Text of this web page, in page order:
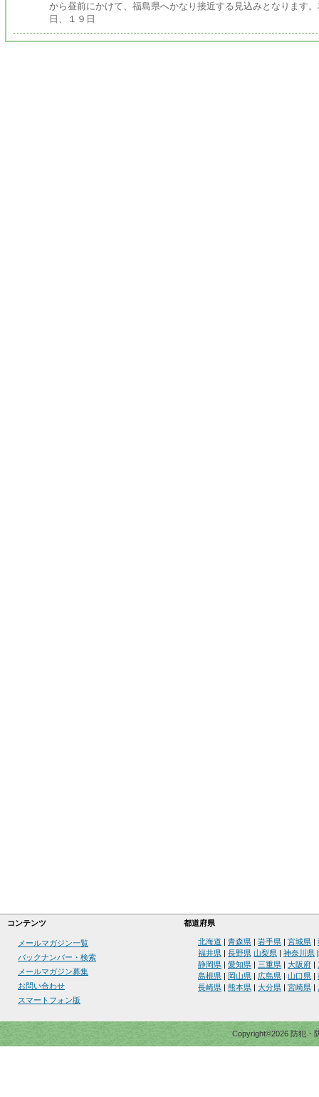
から昼前にかけて、福島県へかなり接近する見込みとなります
日、１９日
コンテンツ 都道府県
メールマガジン一覧
バックナンバー・検索
メールマガジン募集
お問い合わせ
スマートフォン版
北海道 青森県 岩手県 宮城県
福井県
長野県 山梨県 神奈川県
静岡県
愛知県 三重県 大阪府
島根県
岡山県 広島県 山口県
長崎県
熊本県 大分県 宮崎県
Copyright©2026 防犯・